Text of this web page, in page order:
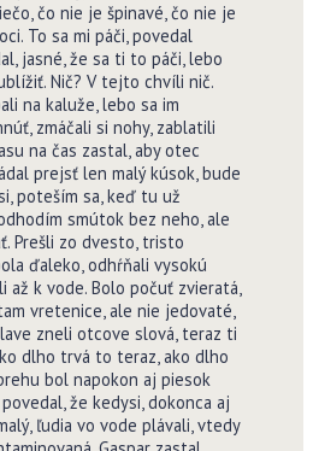
čo nie je špinavé, čo nie je
To sa mi páči, povedal
jasné, že sa ti to páči, lebo
Nič? V tejto chvíli nič.
na kaluže, lebo sa im
zmáčali si nohy, zablatili
na čas zastal, aby otec
prejsť len malý kúsok, bude
poteším sa, keď tu už
smútok bez neho, ale
Prešli zo dvesto, tristo
ďaleko, odhŕňali vysokú
až k vode. Bolo počuť zvieratá,
vretenice, ale nie jedovaté,
zneli otcove slová, teraz ti
dlho trvá to teraz, ako dlho
bol napokon aj piesok
že kedysi, dokonca aj
ľudia vo vode plávali, vtedy